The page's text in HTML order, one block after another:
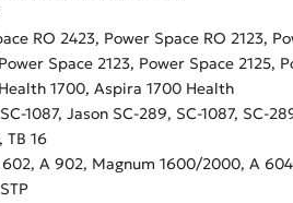
RO 2423, Power Space RO 2123,
Space 2123, Power Space 2125,
1700, Aspira 1700 Health
1087, Jason SC-289, SC-1087, SC-
TB 16
A 902, Magnum 1600/2000, A